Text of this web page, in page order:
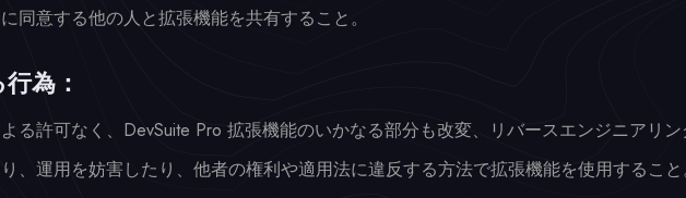
同意する他の人と拡張機能を共有すること。
為：
る許可なく、DevSuite Pro 拡張機能のいかなる部分も改変、リバースエンジニアリン
、運用を妨害したり、他者の権利や適用法に違反する方法で拡張機能を使用すること